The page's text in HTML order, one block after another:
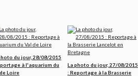
du jour, 28/08/2015
à l'aquarium du
Loire
La photo du jour, 27/08/2015
: Reportage à la Brasserie